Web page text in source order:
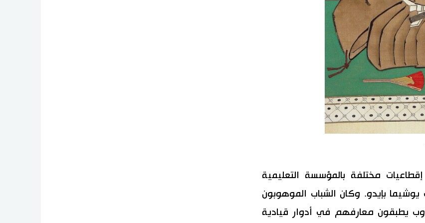
مختلفة بالمؤسسة التعليمية
بإيدو. وكان الشباب الموهوبون
يطبقون معارفهم في أدوار قيادية